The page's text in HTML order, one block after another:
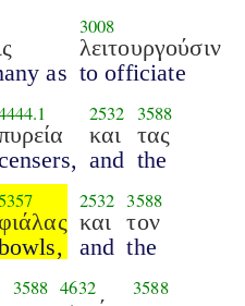
as
3008
λειτουργούσιν
to officiate
2532
και
and
3588
τας
the
2532
και
and
3588
τον
the
3588 4632 3588